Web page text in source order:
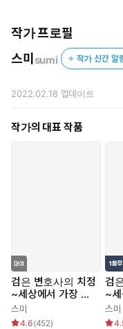
수가 없다...?!
무겁고도 사랑스러운 순
작가 프로필
스미 sumi 작가 신간 알
2022.02.18 업데이트
작가의 대표 작품
검은 변호사의 치정
~세상에서 가장 무
거운 순애~
스미
4.6(452)
검
~세
거
롤]
스미